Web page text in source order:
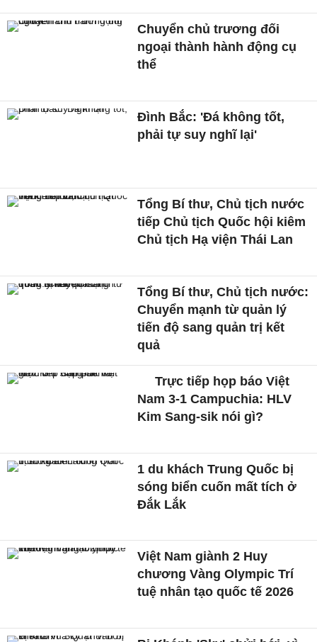
Chuyển chủ trương đối
ngoại thành hành động cụ
thể
Đình Bắc: 'Đá không tốt,
phải tự suy nghĩ lại'
Tổng Bí thư, Chủ tịch nước
tiếp Chủ tịch Quốc hội kiêm
Chủ tịch Hạ viện Thái Lan
Tổng Bí thư, Chủ tịch nước:
Chuyển mạnh từ quản lý
tiến độ sang quản trị kết
quả
Trực tiếp họp báo Việt
Nam 3-1 Campuchia: HLV
Kim Sang-sik nói gì?
1 du khách Trung Quốc bị
sóng biển cuốn mất tích ở
Đắk Lắk
Việt Nam giành 2 Huy
chương Vàng Olympic Trí
tuệ nhân tạo quốc tế 2026